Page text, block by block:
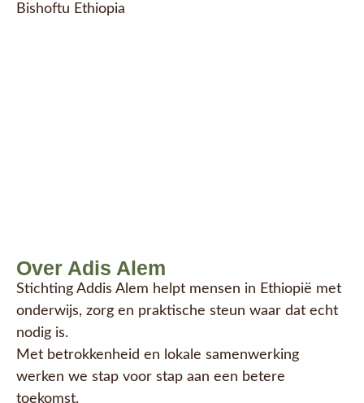
Over Adis Alem
Stichting Addis Alem helpt mensen in Ethiopië met
onderwijs, zorg en praktische steun waar dat echt
nodig is.
Met betrokkenheid en lokale samenwerking
werken we stap voor stap aan een betere
toekomst.
Bishoftu Ethiopia